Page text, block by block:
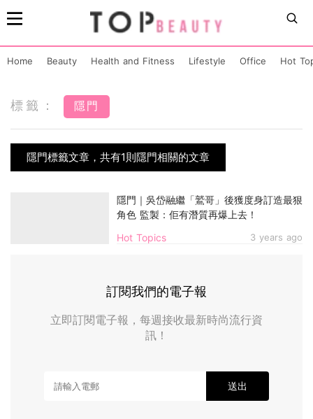
Home Beauty Health and Fitness Lifestyle Office Hot
標籤： 隱門
隱門標籤文章，共有1則隱門相關的文章
Hot Topics 3 years ago
隱門｜吳岱融繼「鷲哥」後獲度身訂造最狠
角色 監製：佢有潛質再爆上去！
訂閱我們的電子報
立即訂閱電子報，每週接收最新時尚流行資
訊！
送出